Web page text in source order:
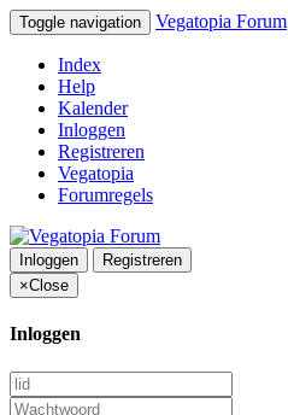
Toggle navigation Vegatopia Forum
Index
Help
Kalender
Inloggen
Registreren
Vegatopia
Forumregels
Inloggen
Registreren
×Close
Inloggen